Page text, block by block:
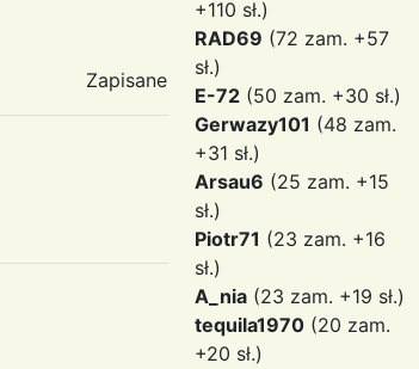
Zapisane
+110 sł.)
RAD69 (72 zam. +57
sł.)
E-72 (50 zam. +30 sł.)
Gerwazy101 (48 zam.
+31 sł.)
Arsau6 (25 zam. +15
sł.)
Piotr71 (23 zam. +16
sł.)
A_nia (23 zam. +19 sł.)
tequila1970 (20 zam.
+20 sł.)